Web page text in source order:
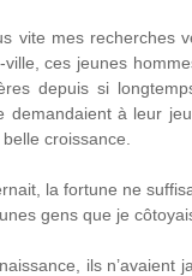
vite mes recherches
ces jeunes
depuis si
demandaient à leur
croissance.
la fortune ne
gens que je
ils n’avaient